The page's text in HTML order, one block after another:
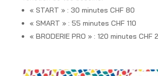
« START » : 30 minutes CHF 80
« SMART » : 55 minutes CHF 110
« BRODERIE PRO » : 120 minutes CHF